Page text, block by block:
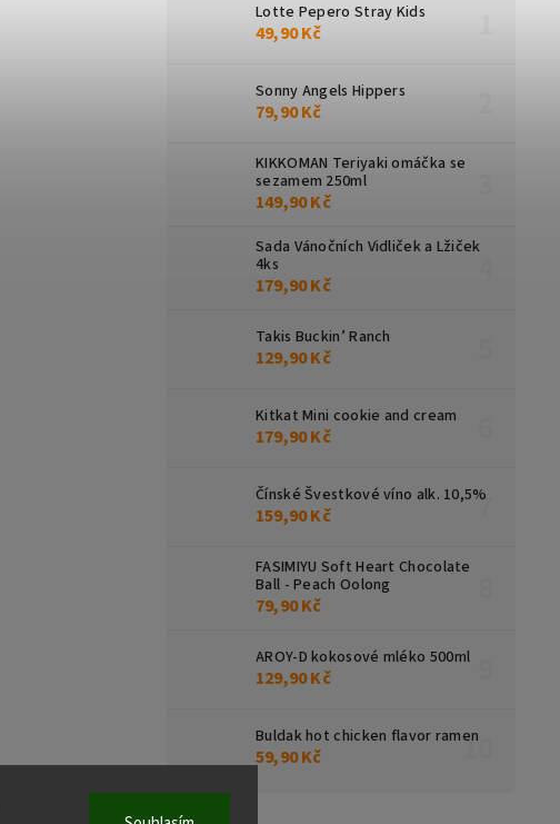
Lotte Pepero Stray Kids
49,90 Kč
Sonny Angels Hippers
79,90 Kč
KIKKOMAN Teriyaki omáčka se
sezamem 250ml
149,90 Kč
Sada Vánočních Vidliček a Lžiček
4ks
179,90 Kč
Takis Buckin’ Ranch
129,90 Kč
Kitkat Mini cookie and cream
179,90 Kč
Čínské Švestkové víno alk. 10,5%
159,90 Kč
FASIMIYU Soft Heart Chocolate
Ball - Peach Oolong
79,90 Kč
AROY-D kokosové mléko 500ml
129,90 Kč
Buldak hot chicken flavor ramen
59,90 Kč